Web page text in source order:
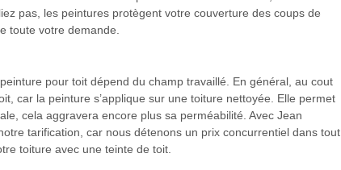
pas, les peintures protègent votre couverture des coups de
toute votre demande.
pour toit dépend du champ travaillé. En général, au cout
car la peinture s’applique sur une toiture nettoyée. Elle permet
cela aggravera encore plus sa perméabilité. Avec Jean
tarification, car nous détenons un prix concurrentiel dans tout
toiture avec une teinte de toit.